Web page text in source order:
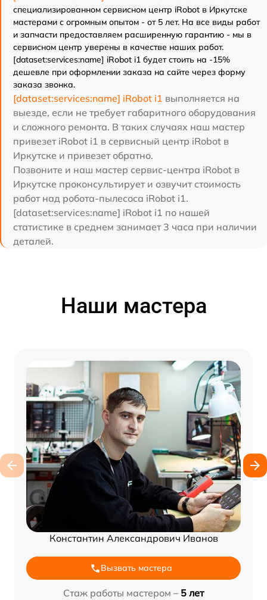
специализированном сервисном центр iRobot в Иркутске
мастерами с огромным опытом - от 5 лет. На все виды работ
и запчасти предоставляем расширенную гарантию - мы в
сервисном центр уверены в качестве наших работ.
[dataset:services:name] iRobot i1 будет стоить на -15%
дешевле при оформлении заказа на сайте через форму
заказа звонка.
[dataset:services:name] iRobot i1 выполняется на
выезде, если не требует габаритного оборудования
и сложного ремонта. В таких случаях наш мастер
привезет iRobot i1 в сервисный центр iRobot в
Иркутске и привезет обратно.
Позвоните и наш мастер сервис-центра iRobot в
Иркутске проконсультирует и озвучит стоимость
работ над робота-пылесоса iRobot i1.
[dataset:services:name] iRobot i1 по нашей
статистике в среднем занимает 3 часа при наличии
деталей.
Наши мастера
Константин Александрович Иванов
Вызвать мастера
Стаж работы мастером – 5 лет